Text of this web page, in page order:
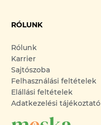
RÓLUNK
Rólunk
Karrier
Sajtószoba
Felhasználási feltételek
Elállási feltételek
Adatkezelési tájékoztató